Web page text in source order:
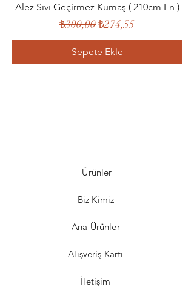
Alez Sıvı Geçirmez Kumaş ( 210cm En )
Normal Fiyat
₺300,00İndirimli Fiyat
₺274,55
Sepete Ekle
Ürünler
Biz Kimiz
Ana Ürünler
Alışveriş Kartı
İletişim